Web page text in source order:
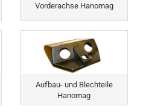
Vorderachse Hanomag
Aufbau- und Blechteile
Hanomag